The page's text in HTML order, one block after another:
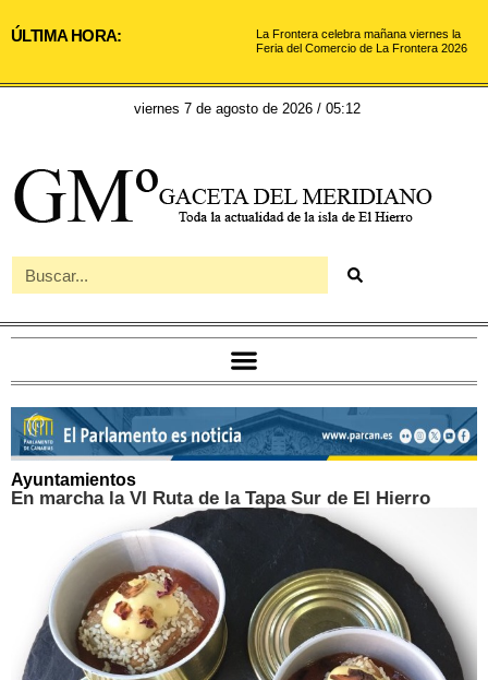
ÚLTIMA HORA:
La Frontera celebra mañana viernes la
Feria del Comercio de La Frontera 2026
viernes 7 de agosto de 2026 / 05:12
Ayuntamientos
En marcha la VI Ruta de la Tapa Sur de El Hierro